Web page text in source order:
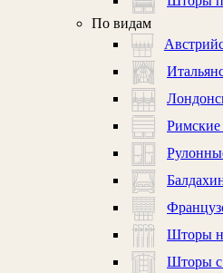
По видам
Шторы
Шторы с